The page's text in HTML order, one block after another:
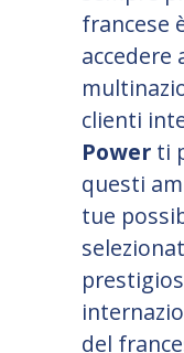
francese
accedere
clienti
Power ti
questi
tue
del